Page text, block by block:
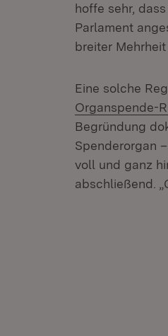
hoffe sehr,
Parlament
breiter
Eine solche
Organspende-
Begründung
Spenderorgan
voll und ganz
abschließend.